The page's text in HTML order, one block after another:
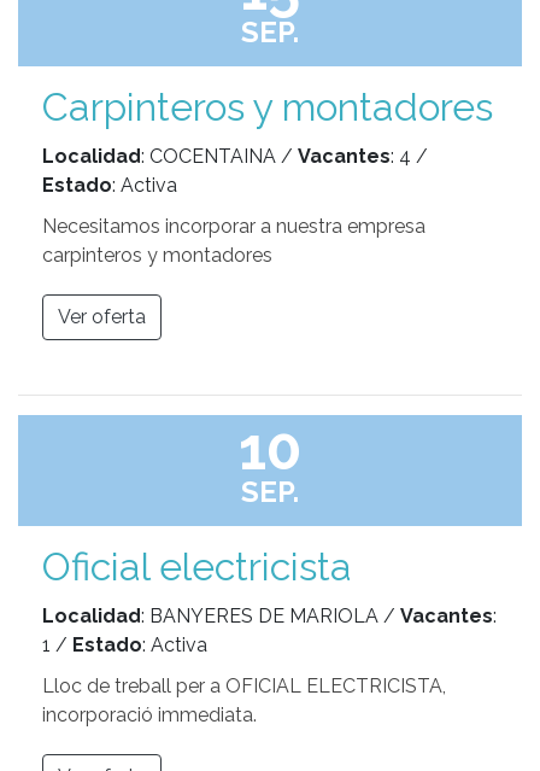
SEP.
Carpinteros y montadores
Localidad: COCENTAINA / Vacantes: 4 /
Estado: Activa
Necesitamos incorporar a nuestra empresa
carpinteros y montadores
Ver oferta
10
SEP.
Oficial electricista
Localidad: BANYERES DE MARIOLA / Vacantes:
1 / Estado: Activa
Lloc de treball per a OFICIAL ELECTRICISTA,
incorporació immediata.